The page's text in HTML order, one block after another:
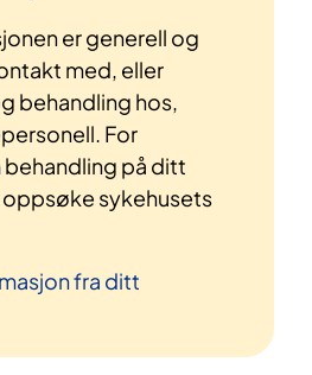
er generell og
med, eller
behandling hos,
For
på ditt
oppsøke sykehusets
fra ditt